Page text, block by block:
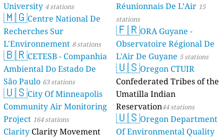
University 4 stations
🇲🇬Centre National De
Recherches Sur
L'Environnement 8 stations
🇧🇷CETESB - Companhia
Ambiental Do Estado De
São Paulo 63 stations
🇺🇸City Of Minneapolis
Community Air Monitoring
Project 164 stations
Clarity Clarity Movement
Réunionnais De L’Air 15
stations
🇫🇷ORA Guyane -
Observatoire Régional De
L'Air De Guyane 5 stations
🇺🇸Oregon CTUIR
Confederated Tribes of the
Umatilla Indian
Reservation44 stations
🇺🇸Oregon Department
Of Environmental Quality